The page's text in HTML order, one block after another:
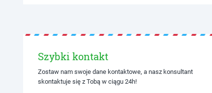
Szybki kontakt
Zostaw nam swoje dane kontaktowe, a nasz konsultant
skontaktuje się z Tobą w ciągu 24h!